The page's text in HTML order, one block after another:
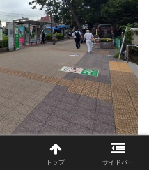
トップ サイドバー